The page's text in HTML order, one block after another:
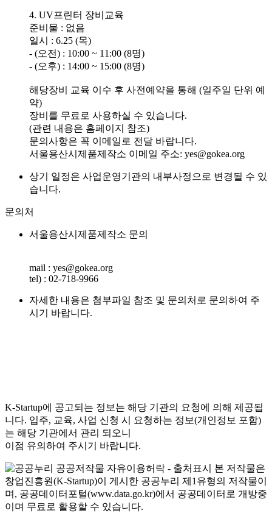
4. UV프린터 장비교육
준비물 : 없음
일시 : 6.25 (목)
- (오전) : 10:00 ~ 11:00 (8명)
- (오후) : 14:00 ~ 15:00 (8명)
해당장비 교육 이수 후 사전예약을 통해 (일주일 단위 예
약)
장비를 무료로 사용하실 수 있습니다.
(관련 내용은 홈페이지 참조)
문의사항은 꼭 이메일로 전달 바랍니다.
서울용산시제품제작소 이메일 주소: yes@gokea.org
상기 일정은 사업운영기관의 내부사정으로 변경될 수 있
습니다.
문의처
서울용산시제품제작소 문의
mail : yes@gokea.org
tel) : 02-718-9966
자세한 내용은 첨부파일 참조 및 문의처로 문의하여 주
시기 바랍니다.
K-Startup에 공고되는 정보는 해당 기관의 요청에 의해 제공됩
니다. 입주, 교육, 사업 신청 시 요청하는 정보(개인정보 포함)
는 해당 기관에서 관리 되오니
이점 유의하여 주시기 바랍니다.
본 저작물은
창업진흥원(K-Startup)이 게시한 공공누리 제1유형의 저작물이
며, 공공데이터포털(www.data.go.kr)에서 공공데이터로 개방중
이며 무료로 활용할 수 있습니다.